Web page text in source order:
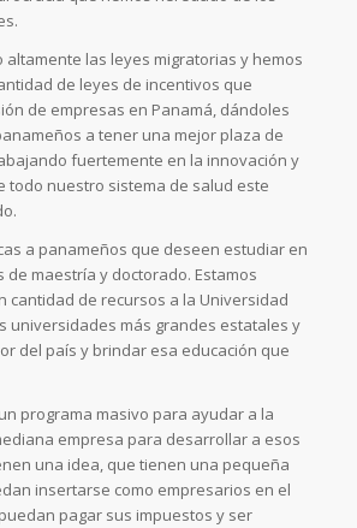
altamente las leyes migratorias y hemos
de leyes de incentivos que
de empresas en Panamá, dándoles
a tener una mejor plaza de
fuertemente en la innovación y
todo nuestro sistema de salud este
a panameños que deseen estudiar en
de maestría y doctorado. Estamos
cantidad de recursos a la Universidad
universidades más grandes estatales y
del país y brindar esa educación que
programa masivo para ayudar a la
empresa para desarrollar a esos
una idea, que tienen una pequeña
insertarse como empresarios en el
pagar sus impuestos y ser